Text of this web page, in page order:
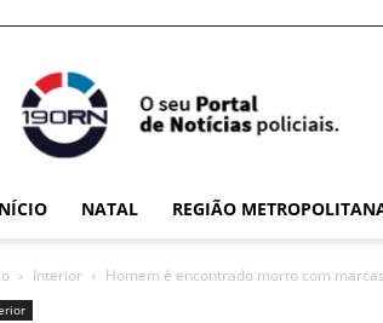
NATAL REGIÃO
Interior Homem é encontrado morto com